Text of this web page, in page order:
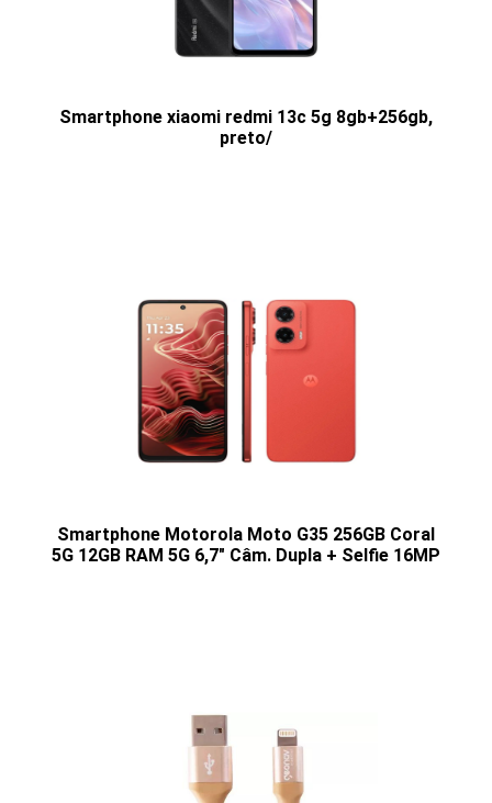
Smartphone xiaomi redmi 13c 5g 8gb+256gb,
preto/
Smartphone Motorola Moto G35 256GB Coral
5G 12GB RAM 5G 6,7" Câm. Dupla + Selfie 16MP